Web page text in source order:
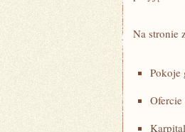
Na stronie
Pokoje